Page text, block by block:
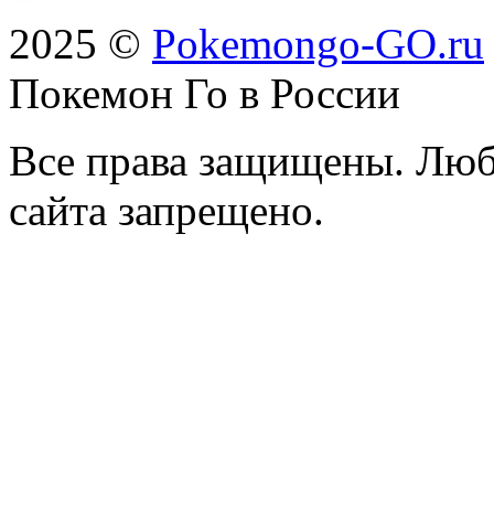
2025 © Pokemongo-GO.ru
Покемон Го в России
Все права защищены.
сайта запрещено.